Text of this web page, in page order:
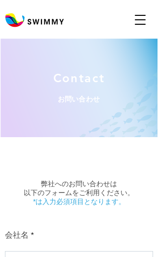
Contact
お問い合わせ
弊社へのお問い合わせは
以下のフォームをご利用ください。
*は入力必須項目となります。​
会社名